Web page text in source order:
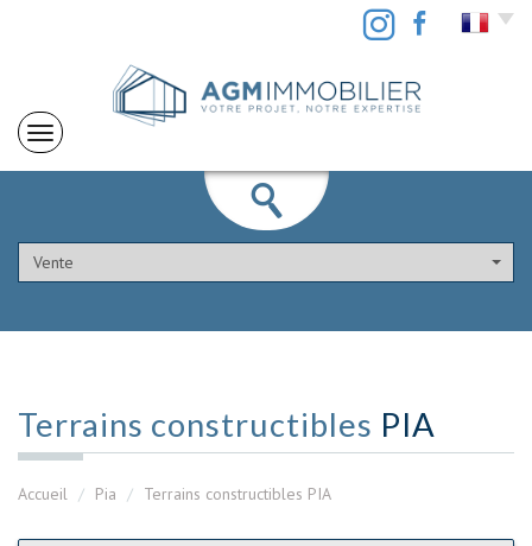
Vente
Terrains constructibles PIA
Accueil Pia Terrains constructibles PIA